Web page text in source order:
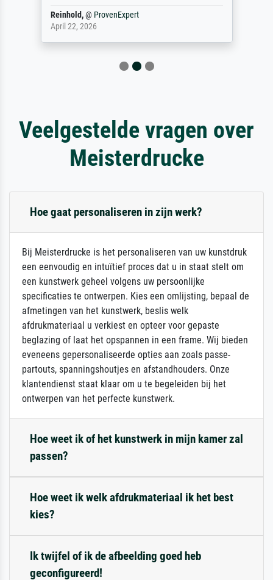
Reinhold,@ ProvenExpert
April 22, 2026
Veelgestelde vragen over
Meisterdrucke
Hoe gaat personaliseren in zijn werk?
Bij Meisterdrucke is het personaliseren van uw kunstdruk
een eenvoudig en intuïtief proces dat u in staat stelt om
een kunstwerk geheel volgens uw persoonlijke
specificaties te ontwerpen. Kies een omlijsting, bepaal de
afmetingen van het kunstwerk, beslis welk
afdrukmateriaal u verkiest en opteer voor gepaste
beglazing of laat het opspannen in een frame. Wij bieden
eveneens gepersonaliseerde opties aan zoals passe-
partouts, spanningshoutjes en afstandhouders. Onze
klantendienst staat klaar om u te begeleiden bij het
ontwerpen van het perfecte kunstwerk.
Hoe weet ik of het kunstwerk in mijn kamer zal
passen?
Hoe weet ik welk afdrukmateriaal ik het best
kies?
Ik twijfel of ik de afbeelding goed heb
geconfigureerd!